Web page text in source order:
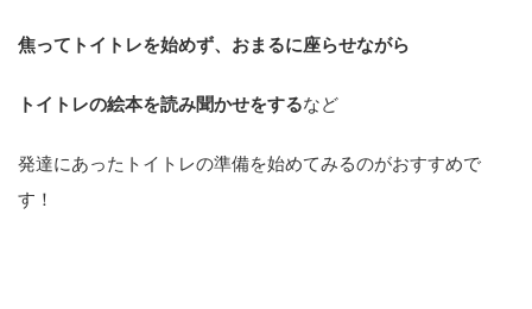
焦ってトイトレを始めず、おまるに座らせながら
トイトレの絵本を読み聞かせをするなど
発達にあったトイトレの準備を始めてみるのがおすすめで
す！